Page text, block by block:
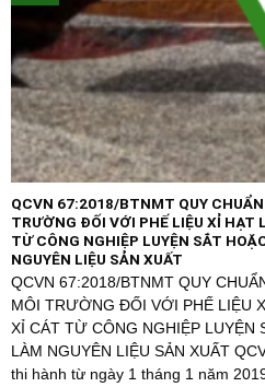
QCVN 67:2018/BTNMT QUY
TRƯỜNG ĐỐI VỚI PHẾ LIỆU XỈ HẠT
TỪ CÔNG NGHIỆP LUYỆN SẮT
NGUYÊN LIỆU SẢN XUẤT
QCVN 67:2018/BTNMT QUY
MÔI TRƯỜNG ĐỐI VỚI PHẾ LIỆU
XỈ CÁT TỪ CÔNG NGHIỆP LUYỆN
LÀM NGUYÊN LIỆU SẢN XUẤT
thi hành từ ngày 1 tháng 1 năm